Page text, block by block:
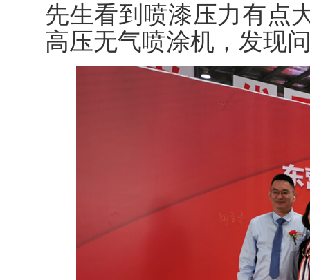
先生看到喷漆压力有点
高压无气喷涂机，发现